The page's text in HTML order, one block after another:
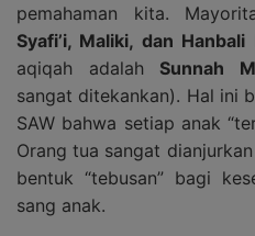
pemahaman kita.
Syafi’i, Maliki, dan Hanbali
aqiqah adalah Sunnah
sangat ditekankan). Hal ini
SAW bahwa setiap anak
Orang tua sangat
bentuk “tebusan” bagi
sang anak.